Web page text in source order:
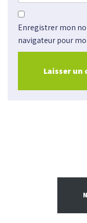
Enregistrer mon
navigateur pour